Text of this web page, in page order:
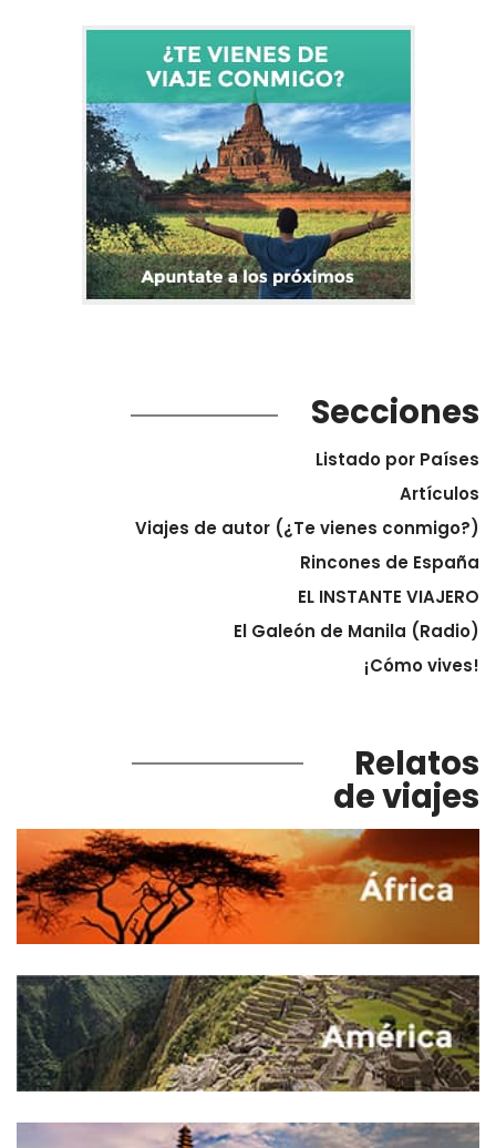
Secciones
Listado por Países
Artículos
Viajes de autor (¿Te vienes conmigo?)
Rincones de España
EL INSTANTE VIAJERO
El Galeón de Manila (Radio)
¡Cómo vives!
Relatos
de viajes